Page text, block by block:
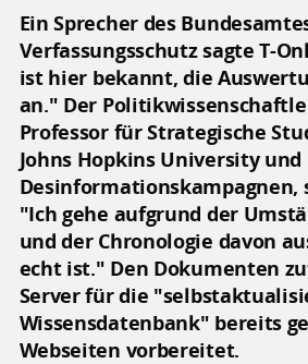
Ein Sprecher des
Verfassungsschutz sagte T-
ist hier bekannt, die
an." Der
Professor für Strategische
Johns Hopkins University
Desinformationskampagnen,
"Ich gehe aufgrund der
und der Chronologie davon
echt ist." Den Dokumenten
Server für die
Wissensdatenbank" bereits
Webseiten vorbereitet.